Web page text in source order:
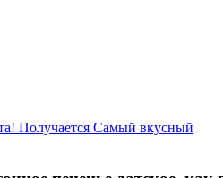
Получается Самый вкусный